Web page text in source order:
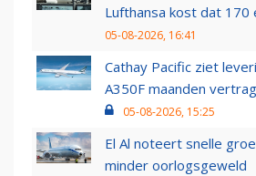
Lufthansa kost dat 170
05-08-2026, 16:41
Cathay Pacific ziet
A350F maanden
05-08-2026, 15:25
El Al noteert snelle
minder oorlogsgeweld